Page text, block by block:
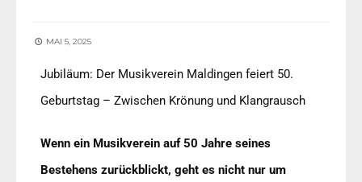
MAI 5, 2025
Jubiläum: Der Musikverein Maldingen feiert 50.
Geburtstag – Zwischen Krönung und Klangrausch
Wenn ein Musikverein auf 50 Jahre seines
Bestehens zurückblickt, geht es nicht nur um